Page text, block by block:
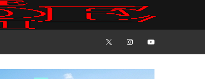
2026. augusztus 7. péntek
Ibolya